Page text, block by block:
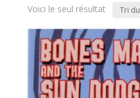
Voici le seul résultat